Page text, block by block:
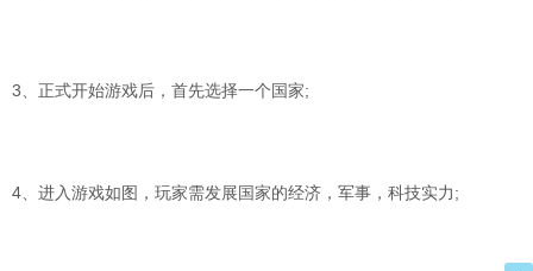
3、正式开始游戏后，首先选择一个国家;
4、进入游戏如图，玩家需发展国家的经济，军事，科技实力;